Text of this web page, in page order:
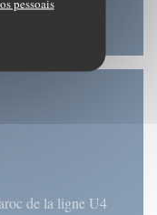
de la ligne U4